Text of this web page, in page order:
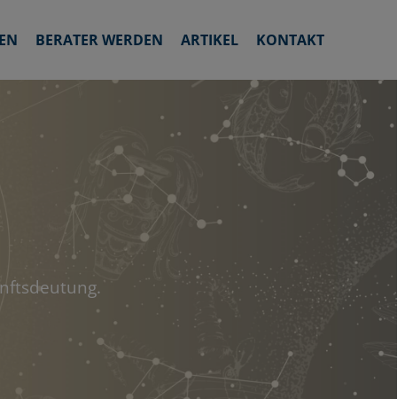
BERATER WERDEN ARTIKEL KONTAKT